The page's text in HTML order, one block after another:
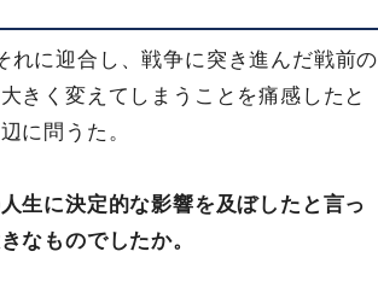
に迎合し、戦争に突き進んだ戦前の
きく変えてしまうことを痛感したと
に問うた。
生に決定的な影響を及ぼしたと言っ
なものでしたか。